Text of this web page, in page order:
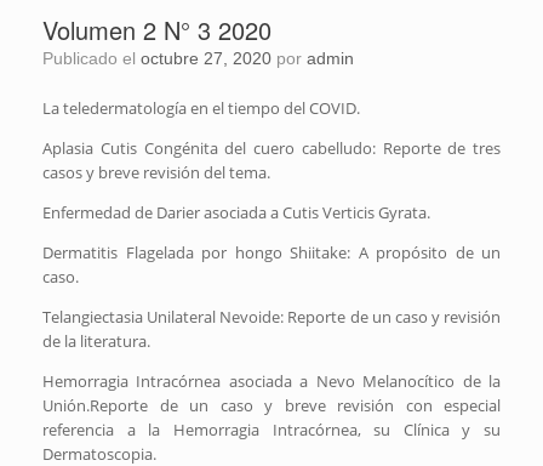
Volumen 2 N° 3 2020
Publicado el octubre 27, 2020 por admin
La teledermatología en el tiempo del COVID.
Aplasia Cutis Congénita del cuero cabelludo: Reporte de tres
casos y breve revisión del tema.
Enfermedad de Darier asociada a Cutis Verticis Gyrata.
Dermatitis Flagelada por hongo Shiitake: A propósito de un
caso.
Telangiectasia Unilateral Nevoide: Reporte de un caso y revisión
de la literatura.
Hemorragia Intracórnea asociada a Nevo Melanocítico de la
Unión.Reporte de un caso y breve revisión con especial
referencia a la Hemorragia Intracórnea, su Clínica y su
Dermatoscopia.